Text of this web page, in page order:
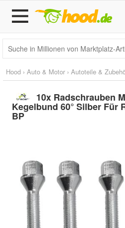
Hood › Auto & Motor › Autoteile &
10x Radschrauben
Kegelbund 60° Silber Für
BP